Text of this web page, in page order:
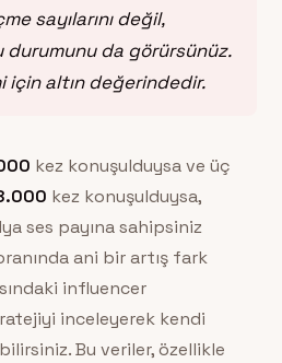
sayılarını değil,
durumunu da görürsünüz.
için altın değerindedir.
kez konuşulduysa ve üç
kez konuşulduysa,
ses payına sahipsiniz
ani bir artış fark
influencer
inceleyerek kendi
Bu veriler, özellikle